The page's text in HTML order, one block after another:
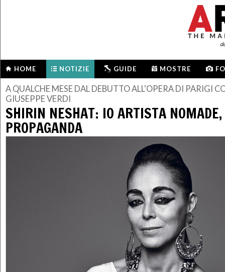
HOME NOTIZIE GUIDE MOSTRE
A QUALCHE MESE DAL DEBUTTO ALL'OPERA DI PARIGI
GIUSEPPE VERDI
SHIRIN NESHAT: IO ARTISTA
PROPAGANDA